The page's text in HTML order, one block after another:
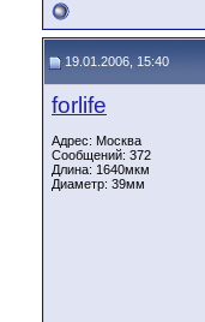
19.01.2006, 15:40
forlife
Адрес: Москва
Сообщений: 372
Длина: 1640мкм
Диаметр: 39мм